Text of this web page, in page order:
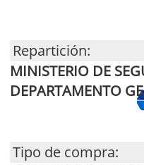
Repartición:
MINISTERIO DE
DEPARTAMENTO
Tipo de compra: